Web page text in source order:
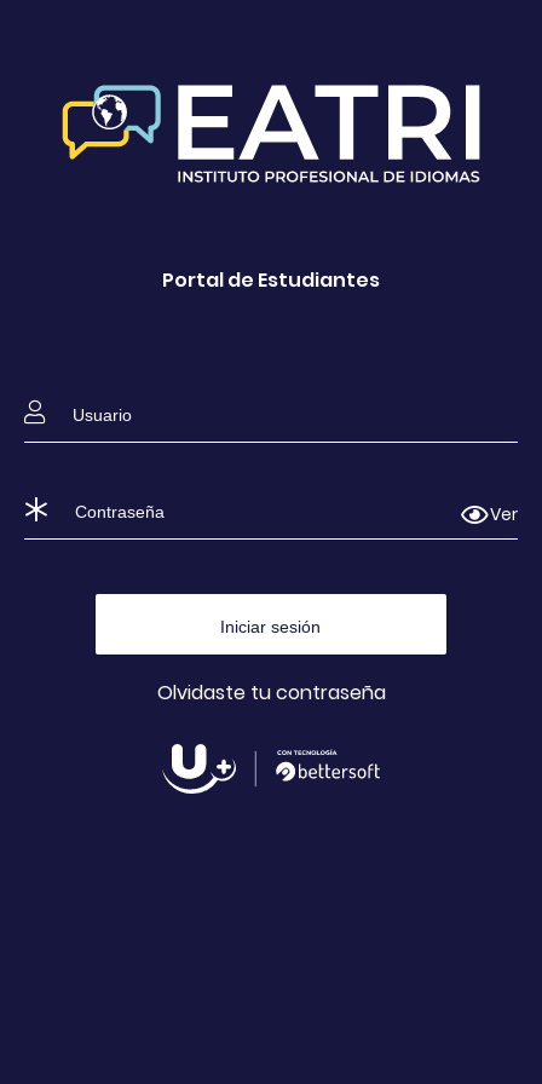
Portal de Estudiantes
Ver
Olvidaste tu contraseña